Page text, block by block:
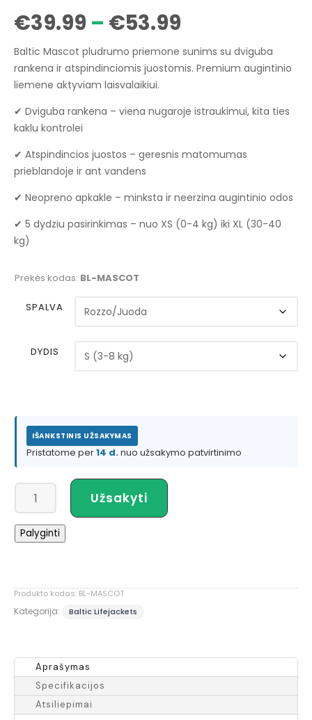
€39.99 – €53.99
range:
€39.99
through
€53.99
Baltic Mascot pludrumo priemone sunims su dviguba
rankena ir atspindinciomis juostomis. Premium augintinio
liemene aktyviam laisvalaikiui.
✔ Dviguba rankena – viena nugaroje istraukimui, kita ties
kaklu kontrolei
✔ Atspindincios juostos – geresnis matomumas
prieblandoje ir ant vandens
✔ Neopreno apkakle – minksta ir neerzina augintinio odos
✔ 5 dydziu pasirinkimas – nuo XS (0-4 kg) iki XL (30-40
kg)
Prekės kodas: BL-MASCOT
SPALVA
DYDIS
IŠANKSTINIS UŽSAKYMAS
Pristatome per14 d.nuo užsakymo patvirtinimo
kiekis:
Baltic
Mascot
šunims
Užsakyti
Palyginti
Produkto kodas: BL-MASCOT
Kategorija: Baltic Lifejackets
Aprašymas
Specifikacijos
Atsiliepimai